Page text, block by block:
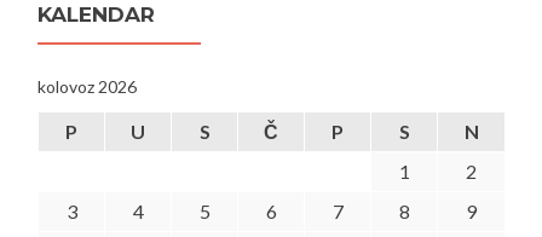
KALENDAR
kolovoz 2026
P U S Č P S
N
1
2
3
4 5 6 7 8
9